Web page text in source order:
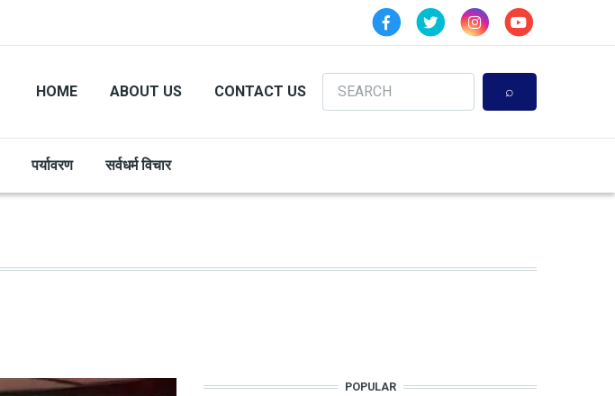
HOME ABOUT US CONTACT US
Search
पर्यावरण सर्वधर्म विचार
POPULAR